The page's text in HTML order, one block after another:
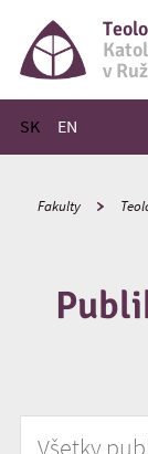
v
SK EN
Hlavné menu
Fakulty
Vyhľadávať